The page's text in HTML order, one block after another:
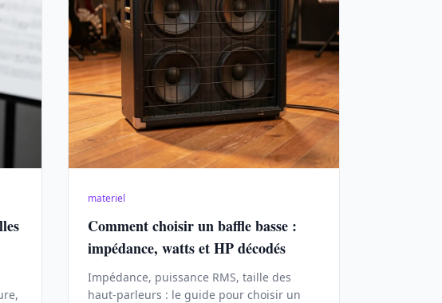
materiel
Comment choisir un baffle basse :
impédance, watts et HP décodés
Impédance, puissance RMS, taille des
haut-parleurs : le guide pour choisir un